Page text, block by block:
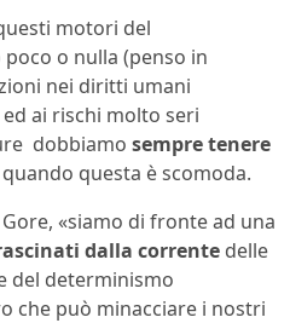
motori del
o nulla (penso in
nei diritti umani
ai rischi molto seri
dobbiamo sempre tenere
questa è scomoda.
«siamo di fronte ad una
dalla corrente delle
del determinismo
che può minacciare i nostri